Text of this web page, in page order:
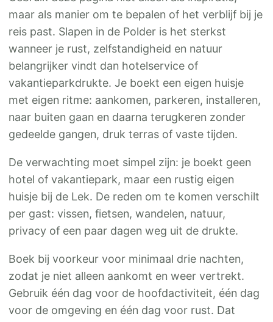
maar als manier om te bepalen of het verblijf bij je
reis past. Slapen in de Polder is het sterkst
wanneer je rust, zelfstandigheid en natuur
belangrijker vindt dan hotelservice of
vakantieparkdrukte. Je boekt een eigen huisje
met eigen ritme: aankomen, parkeren, installeren,
naar buiten gaan en daarna terugkeren zonder
gedeelde gangen, druk terras of vaste tijden.
De verwachting moet simpel zijn: je boekt geen
hotel of vakantiepark, maar een rustig eigen
huisje bij de Lek. De reden om te komen verschilt
per gast: vissen, fietsen, wandelen, natuur,
privacy of een paar dagen weg uit de drukte.
Boek bij voorkeur voor minimaal drie nachten,
zodat je niet alleen aankomt en weer vertrekt.
Gebruik één dag voor de hoofdactiviteit, één dag
voor de omgeving en één dag voor rust. Dat